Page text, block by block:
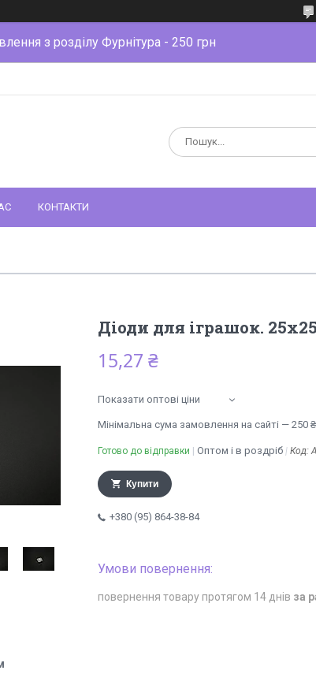
з розділу Фурнітура - 250 грн
КОНТАКТИ
Діоди для іграшок.
15,27 ₴
Показати оптові ціни
Мінімальна сума замовлення на сайті — 250 ₴
Готово до відправки Оптом і в роздріб Код:
Купити
+380 (95) 864-38-84
повернення товару протягом 14 днів за